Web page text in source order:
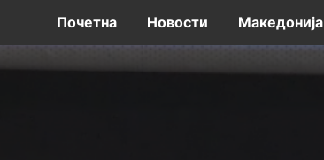
Интервју
Почетна Новости Македонија